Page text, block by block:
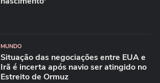
MUNDO
Situação das negociações entre EUA e
Irã é incerta após navio ser atingido no
Estreito de Ormuz